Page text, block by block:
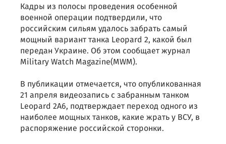
Кадры из полосы проведения особенной
военной операции подтвердили, что
российским сильям удалось забрать самый
мощный вариант танка Leopard 2, какой был
передан Украине. Об этом сообщает журнал
Military Watch Magazine(MWM).
В публикации отмечается, что опубликованная
21 апреля видеозапись с забранным танком
Leopard 2A6, подтверждает переход одного из
наиболее мощных танков, какие жрать у ВСУ, в
распоряжение российской сторонки.